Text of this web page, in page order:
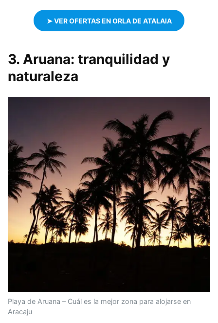
➤ VER OFERTAS EN ORLA DE ATALAIA
3. Aruana: tranquilidad y
naturaleza
Playa de Aruana – Cuál es la mejor zona para alojarse en
Aracaju